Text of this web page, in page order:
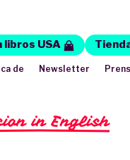
in English
libros USA
de Newsletter